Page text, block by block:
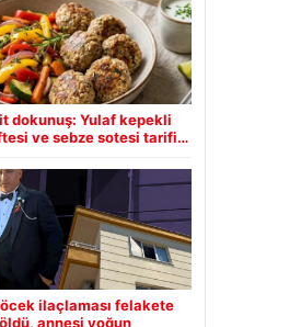
dokunuş: Yulaf kepekli
ve sebze sotesi tarifi…
ilaçlaması felakete
annesi yoğun